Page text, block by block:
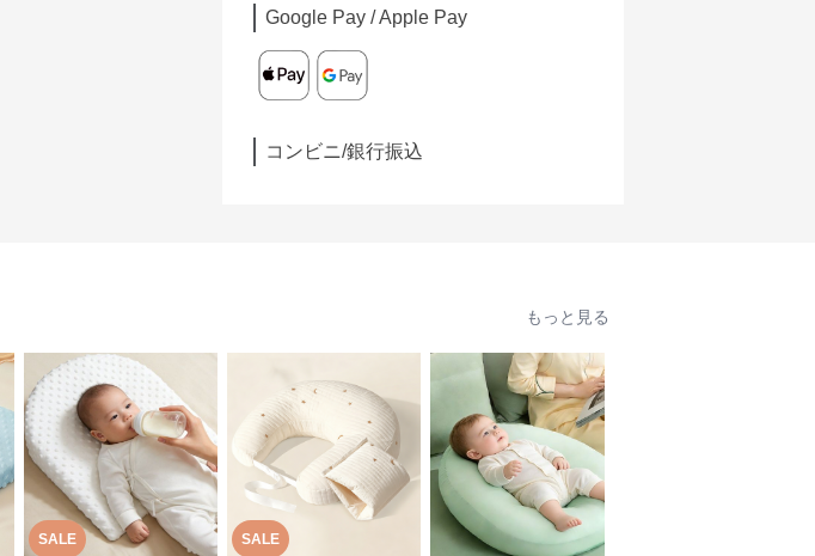
Google Pay / Apple Pay
コンビニ/銀行振込
もっと見る
SALE SALE